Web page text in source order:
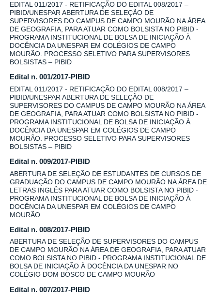
EDITAL 011/2017 - RETIFICAÇÃO DO EDITAL 008/2017 –
PIBID/UNESPAR ABERTURA DE SELEÇÃO DE
SUPERVISORES DO CAMPUS DE CAMPO MOURÃO NA ÁREA
DE GEOGRAFIA, PARA ATUAR COMO BOLSISTA NO PIBID -
PROGRAMA INSTITUCIONAL DE BOLSA DE INICIAÇÃO À
DOCÊNCIA DA UNESPAR EM COLÉGIOS DE CAMPO
MOURÃO. PROCESSO SELETIVO PARA SUPERVISORES
BOLSISTAS – PIBID
Edital n. 001/2017-PIBID
EDITAL 011/2017 - RETIFICAÇÃO DO EDITAL 008/2017 –
PIBID/UNESPAR ABERTURA DE SELEÇÃO DE
SUPERVISORES DO CAMPUS DE CAMPO MOURÃO NA ÁREA
DE GEOGRAFIA, PARA ATUAR COMO BOLSISTA NO PIBID -
PROGRAMA INSTITUCIONAL DE BOLSA DE INICIAÇÃO À
DOCÊNCIA DA UNESPAR EM COLÉGIOS DE CAMPO
MOURÃO. PROCESSO SELETIVO PARA SUPERVISORES
BOLSISTAS – PIBID
Edital n. 009/2017-PIBID
ABERTURA DE SELEÇÃO DE ESTUDANTES DE CURSOS DE
GRADUAÇÃO DO CAMPUS DE CAMPO MOURÃO NA ÁREA DE
LETRAS INGLÊS PARA ATUAR COMO BOLSISTA NO PIBID -
PROGRAMA INSTITUCIONAL DE BOLSA DE INICIAÇÃO À
DOCÊNCIA DA UNESPAR EM COLÉGIOS DE CAMPO
MOURÃO
Edital n. 008/2017-PIBID
ABERTURA DE SELEÇÃO DE SUPERVISORES DO CAMPUS
DE CAMPO MOURÃO NA ÁREA DE GEOGRAFIA, PARA ATUAR
COMO BOLSISTA NO PIBID - PROGRAMA INSTITUCIONAL DE
BOLSA DE INICIAÇÃO À DOCÊNCIA DA UNESPAR NO
COLÉGIO DOM BOSCO DE CAMPO MOURÃO
Edital n. 007/2017-PIBID